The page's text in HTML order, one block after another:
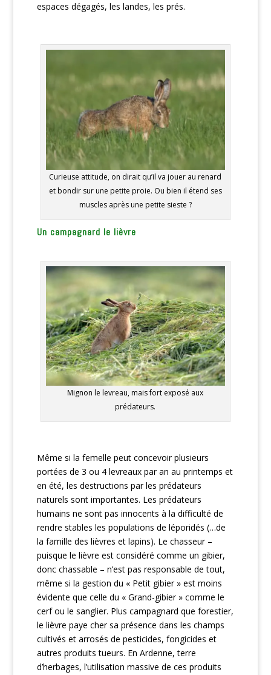
espaces dégagés, les landes, les prés.
Curieuse attitude, on dirait qu’il va jouer au renard
et bondir sur une petite proie. Ou bien il étend ses
muscles après une petite sieste ?
Un campagnard le lièvre
Mignon le levreau, mais fort exposé aux
prédateurs.
Même si la femelle peut concevoir plusieurs
portées de 3 ou 4 levreaux par an au printemps et
en été, les destructions par les prédateurs
naturels sont importantes. Les prédateurs
humains ne sont pas innocents à la difficulté de
rendre stables les populations de léporidés (…de
la famille des lièvres et lapins). Le chasseur –
puisque le lièvre est considéré comme un gibier,
donc chassable – n’est pas responsable de tout,
même si la gestion du « Petit gibier » est moins
évidente que celle du « Grand-gibier » comme le
cerf ou le sanglier. Plus campagnard que forestier,
le lièvre paye cher sa présence dans les champs
cultivés et arrosés de pesticides, fongicides et
autres produits tueurs. En Ardenne, terre
d’herbages, l’utilisation massive de ces produits